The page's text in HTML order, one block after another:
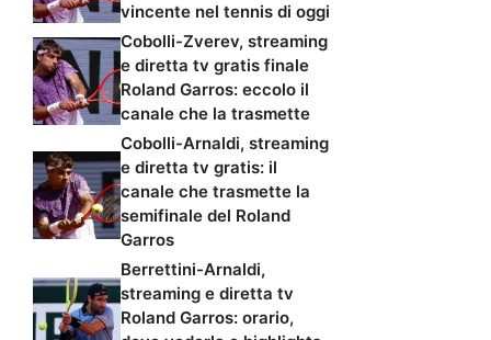
vincente nel tennis di oggi
Cobolli-Zverev, streaming
e diretta tv gratis finale
Roland Garros: eccolo il
canale che la trasmette
Cobolli-Arnaldi, streaming
e diretta tv gratis: il
canale che trasmette la
semifinale del Roland
Garros
Berrettini-Arnaldi,
streaming e diretta tv
Roland Garros: orario,